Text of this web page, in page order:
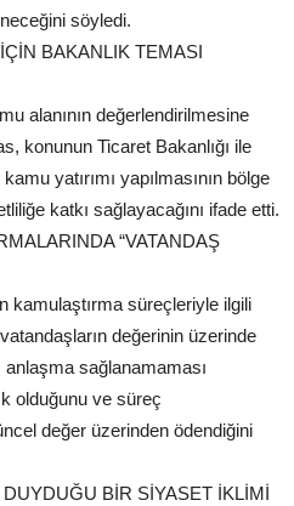
söyledi.
BAKANLIK TEMASI
alanının değerlendirilmesine
konunun Ticaret Bakanlığı ile
yatırımı yapılmasının bölge
katkı sağlayacağını ifade etti.
“VATANDAŞ
kamulaştırma süreçleriyle ilgili
değerinin üzerinde
anlaşma sağlanamaması
olduğunu ve süreç
değer üzerinden ödendiğini
BİR SİYASET İKLİMİ